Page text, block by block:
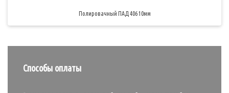
Полировачный ПАД 406 10мм
Способы оплаты